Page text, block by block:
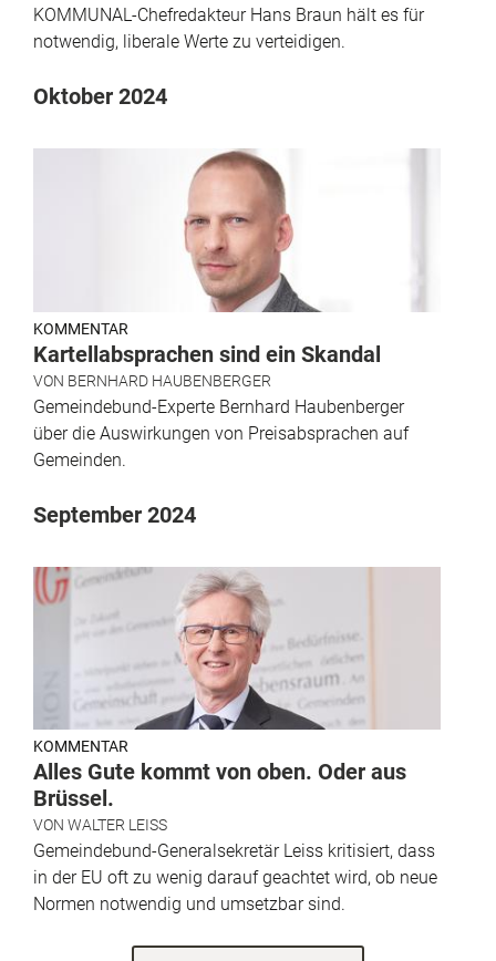
KOMMUNAL-Chefredakteur Hans Braun hält es für
notwendig, liberale Werte zu verteidigen.
Oktober 2024
KOMMENTAR
Kartellabsprachen sind ein Skandal
VON BERNHARD HAUBENBERGER
Gemeindebund-Experte Bernhard Haubenberger
über die Auswirkungen von Preisabsprachen auf
Gemeinden.
September 2024
KOMMENTAR
Alles Gute kommt von oben. Oder aus
Brüssel.
VON WALTER LEISS
Gemeindebund-Generalsekretär Leiss kritisiert, dass
in der EU oft zu wenig darauf geachtet wird, ob neue
Normen notwendig und umsetzbar sind.